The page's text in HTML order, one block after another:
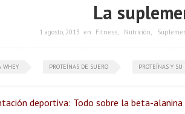
La
1 agosto, 2013 en Fitness, Nutrición,
WHEY PROTEÍNAS DE SUERO PROTEÍNAS Y SU
deportiva: Todo sobre la beta-alanina